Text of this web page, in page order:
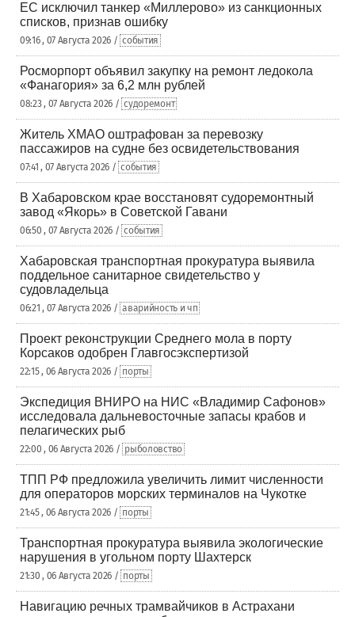
ЕС исключил танкер «Миллерово» из санкционных
списков, признав ошибку
09:16 , 07 Августа 2026 / события
Росморпорт объявил закупку на ремонт ледокола
«Фанагория» за 6,2 млн рублей
08:23 , 07 Августа 2026 / судоремонт
Житель ХМАО оштрафован за перевозку
пассажиров на судне без освидетельствования
07:41 , 07 Августа 2026 / события
В Хабаровском крае восстановят судоремонтный
завод «Якорь» в Советской Гавани
06:50 , 07 Августа 2026 / события
Хабаровская транспортная прокуратура выявила
поддельное санитарное свидетельство у
судовладельца
06:21 , 07 Августа 2026 / аварийность и чп
Проект реконструкции Среднего мола в порту
Корсаков одобрен Главгосэкспертизой
22:15 , 06 Августа 2026 / порты
Экспедиция ВНИРО на НИС «Владимир Сафонов»
исследовала дальневосточные запасы крабов и
пелагических рыб
22:00 , 06 Августа 2026 / рыболовство
ТПП РФ предложила увеличить лимит численности
для операторов морских терминалов на Чукотке
21:45 , 06 Августа 2026 / порты
Транспортная прокуратура выявила экологические
нарушения в угольном порту Шахтерск
21:30 , 06 Августа 2026 / порты
Навигацию речных трамвайчиков в Астрахани